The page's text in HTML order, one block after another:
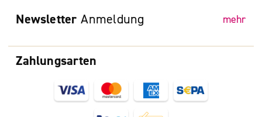
Zahlungsarten
Newsletter Anmeldung mehr